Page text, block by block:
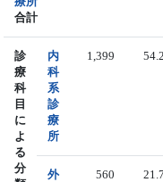
合計
診
療
科
目
に
よ
る
分
内
科
系
診
療
所
1,399
外
560